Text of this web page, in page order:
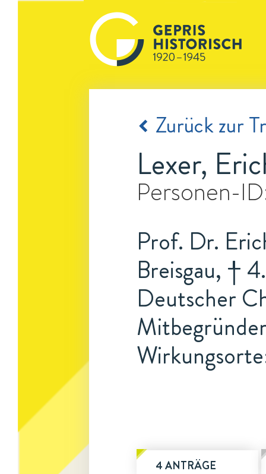
Zurück zur
Lexer,
Personen-
Prof. Dr.
Breisgau, †
Deutscher
4 ANTRÄGE